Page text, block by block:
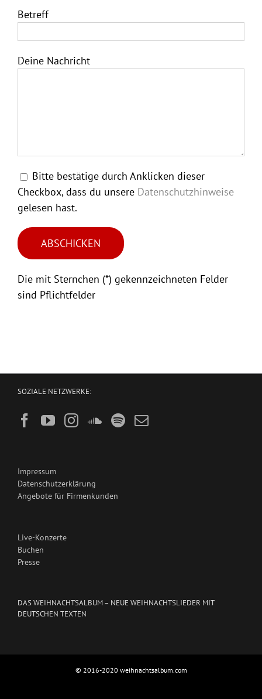
Betreff
Deine Nachricht
Bitte bestätige durch Anklicken dieser
Checkbox, dass du unsere Datenschutzhinweise
gelesen hast.
Die mit Sternchen (*) gekennzeichneten Felder
sind Pflichtfelder
SOZIALE NETZWERKE:
Impressum
Datenschutzerklärung
Angebote für Firmenkunden
Live-Konzerte
Buchen
Presse
DAS WEIHNACHTSALBUM – NEUE WEIHNACHTSLIEDER MIT
DEUTSCHEN TEXTEN
© 2016-2020 weihnachtsalbum.com